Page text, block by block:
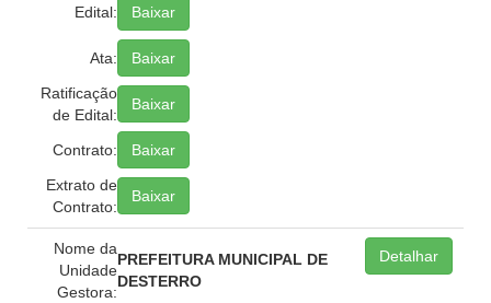
Edital: Baixar
Ata:
Baixar
Ratificação
de Edital:
Baixar
Contrato:
Baixar
Extrato de
Contrato:
Baixar
Nome da
Unidade
Gestora:
PREFEITURA MUNICIPAL DE
DESTERRO
Detalhar